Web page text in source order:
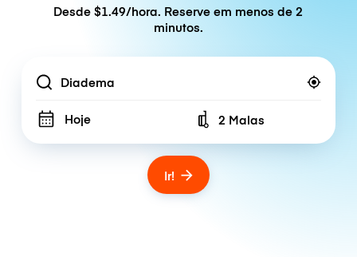
Desde $1.49/hora. Reserve em menos de 2
minutos.
Location
Hoje Number of bags
2 Malas
Ir!